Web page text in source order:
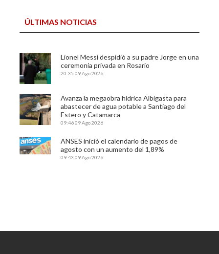
ÚLTIMAS NOTICIAS
Lionel Messi despidió a su padre Jorge en una
ceremonia privada en Rosario
20:35 09 Ago 2026
Avanza la megaobra hídrica Albigasta para
abastecer de agua potable a Santiago del
Estero y Catamarca
09:4609 Ago 2026
ANSES inició el calendario de pagos de
agosto con un aumento del 1,89%
09:43 09 Ago 2026